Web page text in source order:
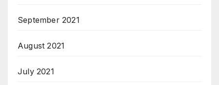
September 2021
August 2021
July 2021